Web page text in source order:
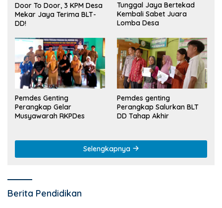
Door To Door, 3 KPM Desa
Mekar Jaya Terima BLT-
DD!
Tunggal Jaya Bertekad
Kembali Sabet Juara
Lomba Desa
Pemdes Genting
Perangkap Gelar
Musyawarah RKPDes
Pemdes genting
Perangkap Salurkan BLT
DD Tahap Akhir
Selengkapnya
Berita Pendidikan